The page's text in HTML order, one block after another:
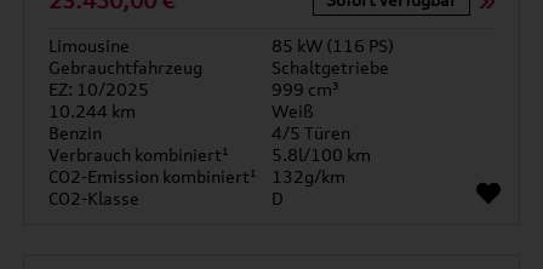
Limousine
85 kW (116 PS)
Gebrauchtfahrzeug
Schaltgetriebe
EZ: 10/2025
999 cm³
10.244 km
Weiß
Benzin
4/5 Türen
Verbrauch kombiniert¹
5.8l/100 km
CO2-Emission kombiniert¹
132g/km
CO2-Klasse
D